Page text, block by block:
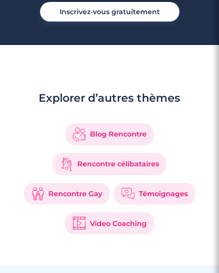
Inscrivez-vous gratuitement
Explorer d’autres thèmes
Blog Rencontre
Rencontre célibataires
Rencontre Gay Témoignages
Video Coaching